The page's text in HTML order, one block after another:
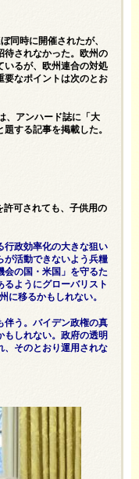
同時に開催されたが、
待されなかった。欧州の
いるが、欧州連合の対処
要なポイントは次のとお
、アンハード誌に「大
する記事を掲載した。
許可されても、子供用の
行政効率化の大きな狙い
が活動できないよう兵糧
会の国・米国」を守るた
るようにグローバリスト
に移るかもしれない。
伴う。バイデン政権の真
もしれない。政府の透明
、そのとおり運用されな